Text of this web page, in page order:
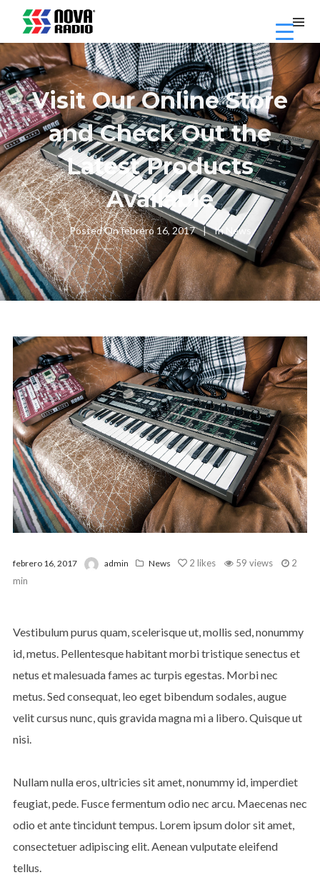
Visit Our Online Store
and Check Out the
Latest Products
Available
Posted Onfebrero 16, 2017 In News
febrero 16, 2017 admin News 2 likes 59 views
2
min
Vestibulum purus quam, scelerisque ut, mollis sed, nonummy
id, metus. Pellentesque habitant morbi tristique senectus et
netus et malesuada fames ac turpis egestas. Morbi nec
metus. Sed consequat, leo eget bibendum sodales, augue
velit cursus nunc, quis gravida magna mi a libero. Quisque ut
nisi.
Nullam nulla eros, ultricies sit amet, nonummy id, imperdiet
feugiat, pede. Fusce fermentum odio nec arcu. Maecenas nec
odio et ante tincidunt tempus. Lorem ipsum dolor sit amet,
consectetuer adipiscing elit. Aenean vulputate eleifend
tellus.